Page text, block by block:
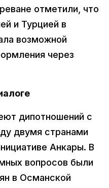
отметили, что
и Турцией в
возможной
через
дипотношений с
двумя странами
Анкары. В
вопросов были
в Османской